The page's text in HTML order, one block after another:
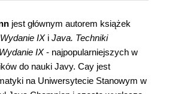
jest głównym autorem książek
IXi Java. Techniki
IX- najpopularniejszych w
do nauki Javy. Cay jest
na Uniwersytecie Stanowym w